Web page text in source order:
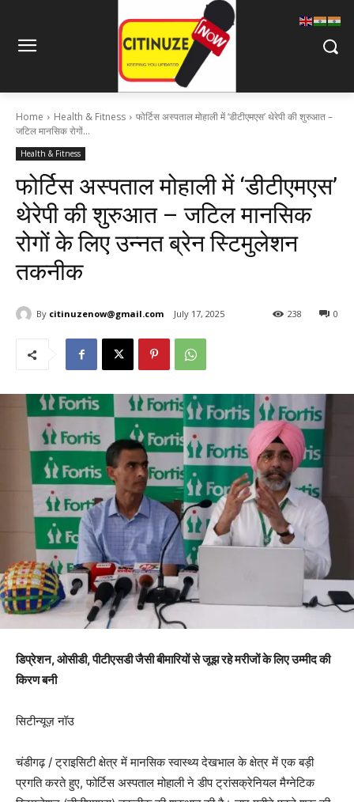
Home Health & Fitness
फोर्टिस अस्पताल मोहाली में ‘डीटीएमएस’ थेरेपी की शुरुआत –
जटिल मानसिक रोगों...
Health & Fitness
फोर्टिस अस्पताल मोहाली में ‘डीटीएमएस’
थेरेपी की शुरुआत – जटिल मानसिक
रोगों के लिए उन्नत ब्रेन स्टिमुलेशन
तकनीक
By citinuzenow@gmail.com July 17, 2025 0
238
डिप्रेशन, ओसीडी, पीटीएसडी जैसी बीमारियों से जूझ रहे मरीजों के लिए उम्मीद की
किरण बनी
सिटीन्यूज़ नॉउ
चंडीगढ़ / ट्राइसिटी क्षेत्र में मानसिक स्वास्थ्य देखभाल के क्षेत्र में एक बड़ी
प्रगति करते हुए, फोर्टिस अस्पताल मोहाली ने डीप ट्रांसक्रेनियल मैग्नेटिक